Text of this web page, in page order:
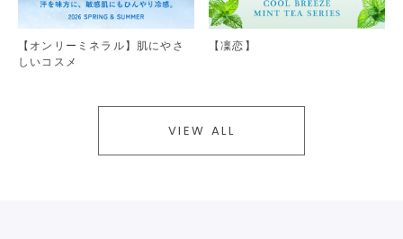
【オンリーミネラル】肌にやさ
しいコスメ
【凜恋】
VIEW ALL